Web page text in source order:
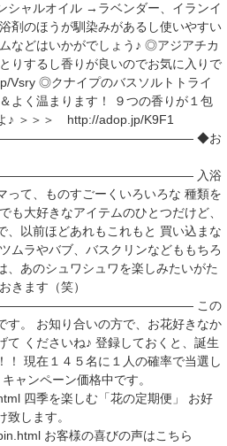
シャルオイル →ラベンダー、イランイ
剤のほうが馴染みがあるし使いやすい
などはいかがでしょう♪ ◎アジアチカ
りするし香りが良いのでお気に入りで
◎クナイプのバスソルトトライ
よく温まります！ ９つの香りが１包
♪ ＞＞＞ http://adop.jp/K9F1
◆お
入浴
って、ものすごーくいろいろな 種類を
も大好きなアイテムのひとつだけど、
、以前ほどあれもこれもと 買い込まな
ムラやバブ、バスクリンなどももちろ
あのシュワシュワを楽しみたいがた
きます（笑）
この
す。 お知り合いの方で、お花好きなか
くださいね♪ 登録しておくと、誕生
！ 現在１４５名に１人の確率で当選し
ャンペーン価格中です。
四季を楽しむ「花の定期便」 お好
します。
お客様の喜びの声はこちら